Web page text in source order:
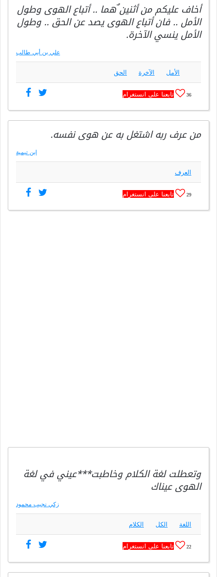
أخاف عليكم من أثنين ٌهما .. أتباع الهوى وطول
الأمل .. فان أتباع الهوى يصد عن الحق .. وطول
الأمل ينسي الآخرة.
علي بن أبي طالب
الأمل الآخرة الحق
36 تابعنا على انستغرام
من عرف ربه اشتغل به عن هوى نفسه.
ابن تيمية
العرف
29 تابعنا على انستغرام
وتعطلت لغة الكلام وخاطبت***عيني في لغة
الهوى عيناك
زكي نجيب محمود
اللغة الكل الكلام
22 تابعنا على انستغرام